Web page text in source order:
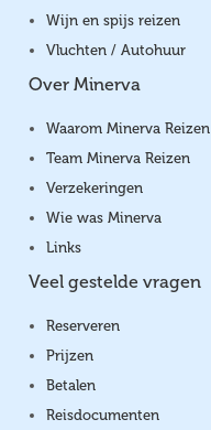
Wijn en spijs reizen
Vluchten / Autohuur
Over Minerva
Waarom Minerva Reizen
Team Minerva Reizen
Verzekeringen
Wie was Minerva
Links
Veel gestelde vragen
Reserveren
Prijzen
Betalen
Reisdocumenten